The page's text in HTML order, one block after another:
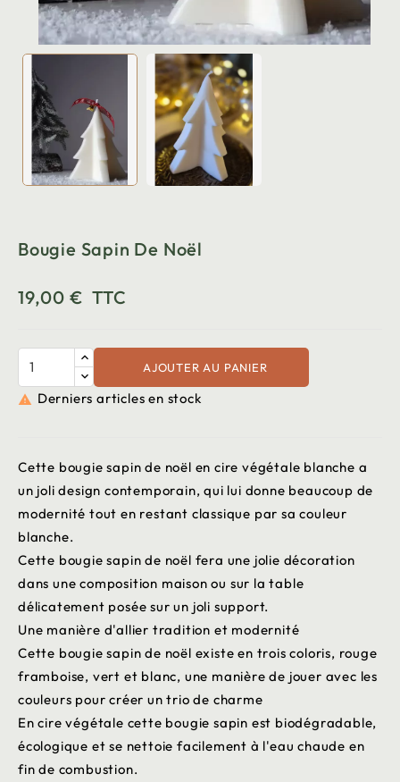
Bougie Sapin De Noël
19,00 € TTC
AJOUTER AU PANIER
 Derniers articles en stock
Cette bougie sapin de noël en cire végétale blanche a
un joli design contemporain, qui lui donne beaucoup de
modernité tout en restant classique par sa couleur
blanche.
Cette bougie sapin de noël fera une jolie décoration
dans une composition maison ou sur la table
délicatement posée sur un joli support.
Une manière d'allier tradition et modernité
Cette bougie sapin de noël existe en trois coloris, rouge
framboise, vert et blanc, une manière de jouer avec les
couleurs pour créer un trio de charme
En cire végétale cette bougie sapin est biodégradable,
écologique et se nettoie facilement à l'eau chaude en
fin de combustion.